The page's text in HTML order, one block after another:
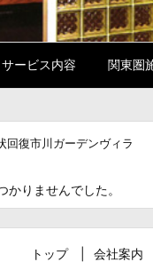
サービス内容 関東圏
回復市川ガーデンヴィラ
かりませんでした。
トップ 会社案内